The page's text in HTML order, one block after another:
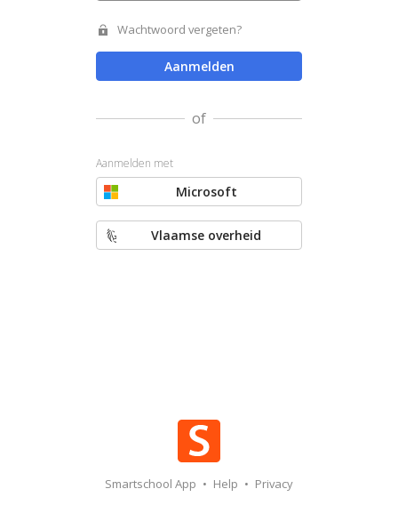
Wachtwoord vergeten?
Aanmelden
of
Aanmelden met
Microsoft
Vlaamse overheid
Smartschool App • Help • Privacy